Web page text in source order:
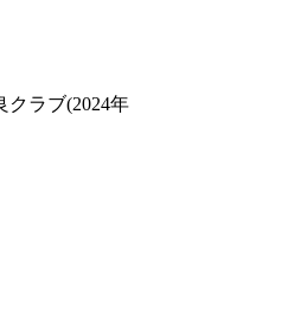
ラブ(2024年